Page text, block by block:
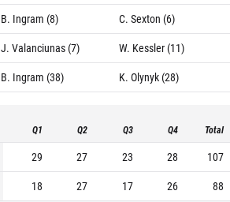
B. Ingram (8)
C. Sexton (6)
J. Valanciunas (7)
W. Kessler (11)
B. Ingram (38) K. Olynyk (28)
Q1 Q2 Q3 Q4 Total
29 27 23 28
107
18 27 17 26 88